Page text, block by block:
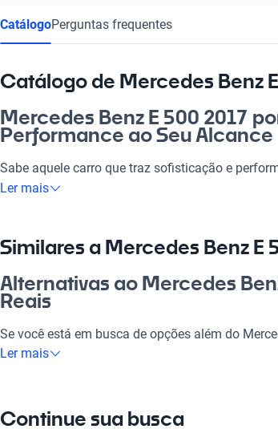
CatálogoPerguntas frequentes
Catálogo de Mercedes Benz
Mercedes Benz E 500 2017
Performance ao Seu Alcance
Sabe aquele carro que traz sofisticação e
500 2017 por 60 mil reais é exatamente isso!
perca a chance de dirigir essa verdadeira obra-
valor e status em qualquer situação.
Por que escolher Mercedes
Desfrute da melhor tecnologia com Tecnologia
Ler mais
Similares a Mercedes Benz E
Alternativas ao Mercedes
Reais
Se você está em busca de opções além do
que podem surpreender, mantendo a qualidade.
Mercedes Benz E 500 é uma alternativa perfeita
Ler mais
Continue sua busca